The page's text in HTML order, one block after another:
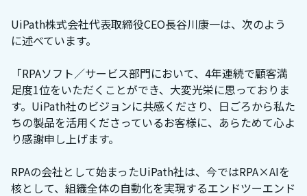
UiPath株式会社代表取締役CEO長谷川康一は、次のよう
に述べています。
「RPAソフト／サービス部門において、4年連続で顧客満
足度1位をいただくことができ、大変光栄に思っておりま
す。UiPath社のビジョンに共感くださり、日ごろから私た
ちの製品を活用くださっているお客様に、あらためて心よ
り感謝申し上げます。
RPAの会社として始まったUiPath社は、今ではRPA×AIを
核として、組織全体の自動化を実現するエンドツーエンド